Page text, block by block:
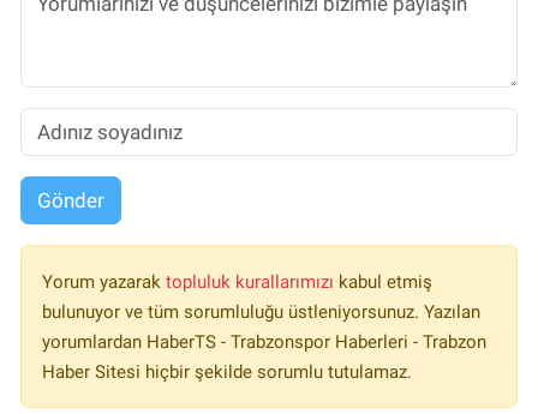
Gönder
Yorum yazarak topluluk kurallarımızı kabul etmiş
bulunuyor ve tüm sorumluluğu üstleniyorsunuz. Yazılan
yorumlardan HaberTS - Trabzonspor Haberleri - Trabzon
Haber Sitesi hiçbir şekilde sorumlu tutulamaz.